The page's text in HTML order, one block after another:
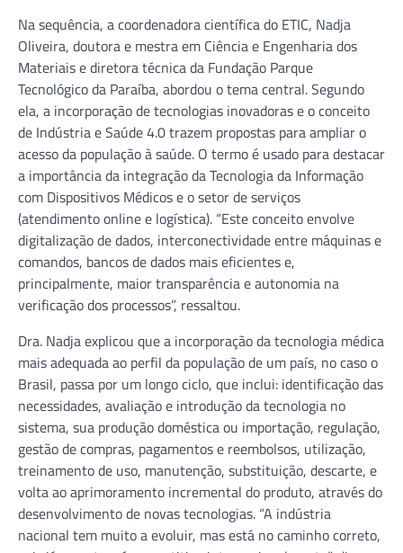
Na sequência, a coordenadora científica do ETIC, Nadja
Oliveira, doutora e mestra em Ciência e Engenharia dos
Materiais e diretora técnica da Fundação Parque
Tecnológico da Paraíba, abordou o tema central. Segundo
ela, a incorporação de tecnologias inovadoras e o conceito
de Indústria e Saúde 4.0 trazem propostas para ampliar o
acesso da população à saúde. O termo é usado para destacar
a importância da integração da Tecnologia da Informação
com Dispositivos Médicos e o setor de serviços
(atendimento online e logística). “Este conceito envolve
digitalização de dados, interconectividade entre máquinas e
comandos, bancos de dados mais eficientes e,
principalmente, maior transparência e autonomia na
verificação dos processos”, ressaltou.
Dra. Nadja explicou que a incorporação da tecnologia médica
mais adequada ao perfil da população de um país, no caso o
Brasil, passa por um longo ciclo, que inclui: identificação das
necessidades, avaliação e introdução da tecnologia no
sistema, sua produção doméstica ou importação, regulação,
gestão de compras, pagamentos e reembolsos, utilização,
treinamento de uso, manutenção, substituição, descarte, e
volta ao aprimoramento incremental do produto, através do
desenvolvimento de novas tecnologias. “A indústria
nacional tem muito a evoluir, mas está no caminho correto,